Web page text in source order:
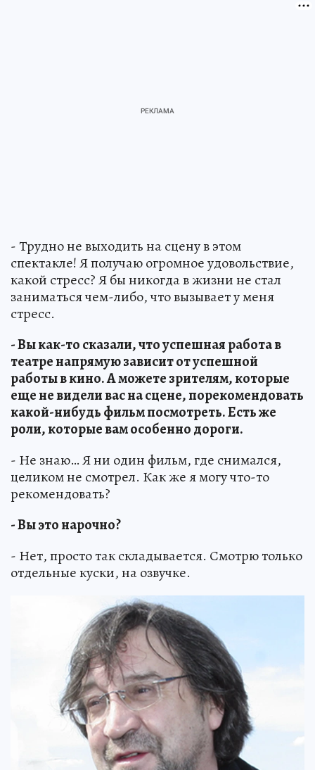
- Трудно не выходить на сцену в этом
спектакле! Я получаю огромное удовольствие,
какой стресс? Я бы никогда в жизни не стал
заниматься чем-либо, что вызывает у меня
стресс.
- Вы как-то сказали, что успешная работа в
театре напрямую зависит от успешной
работы в кино. А можете зрителям, которые
еще не видели вас на сцене, порекомендовать
какой-нибудь фильм посмотреть. Есть же
роли, которые вам особенно дороги.
- Не знаю… Я ни один фильм, где снимался,
целиком не смотрел. Как же я могу что-то
рекомендовать?
- Вы это нарочно?
- Нет, просто так складывается. Смотрю только
отдельные куски, на озвучке.